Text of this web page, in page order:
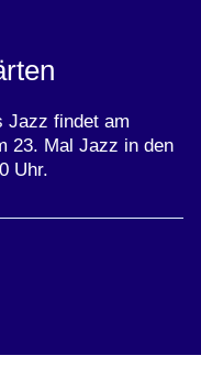
Jazz findet am
23. Mal Jazz in den
Uhr.